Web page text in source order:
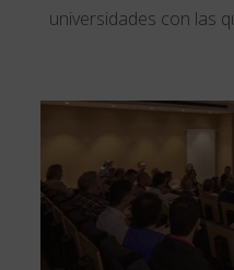
universidades con las